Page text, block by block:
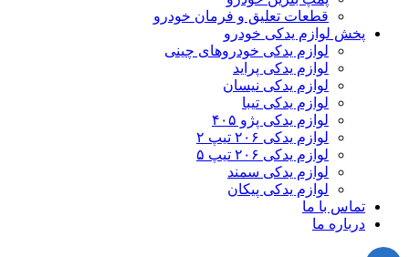
قطعات تعلیق و فرمان خودرو
پخش لوازم یدکی خودرو
لوازم یدکی خودروهای چینی
لوازم یدکی پراید
لوازم یدکی نیسان
لوازم یدکی تیبا
لوازم یدکی پژو ۴۰۵
لوازم یدکی ۲۰۶ تیپ ۲
لوازم یدکی ۲۰۶ تیپ ۵
لوازم یدکی سمند
لوازم یدکی پیکان
تماس با ما
درباره ما